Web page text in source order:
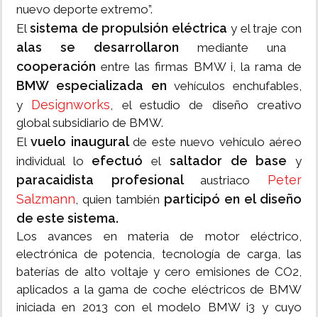
nuevo deporte extremo”.
El sistema de propulsión eléctrica y el traje con
alas se desarrollaron mediante una
cooperación entre las firmas BMW i, la rama de
BMW especializada en vehículos enchufables,
y Designworks, el estudio de diseño creativo
global subsidiario de BMW.
Elvuelo inauguralde este nuevo vehículo aéreo
individual lo efectuó el saltador de basey
paracaidista profesionalaustriaco Peter
Salzmann, quien también participó en el diseño
de este sistema.
Los avances en materia de motor eléctrico,
electrónica de potencia, tecnología de carga, las
baterías de alto voltaje y cero emisiones de CO2,
aplicados a la gama de coche eléctricos de BMW
iniciada en 2013 con el modelo BMW i3 y cuyo